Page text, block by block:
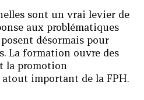
sont un vrai levier de
aux problématiques
désormais pour
La formation ouvre des
la promotion
important de la FPH.